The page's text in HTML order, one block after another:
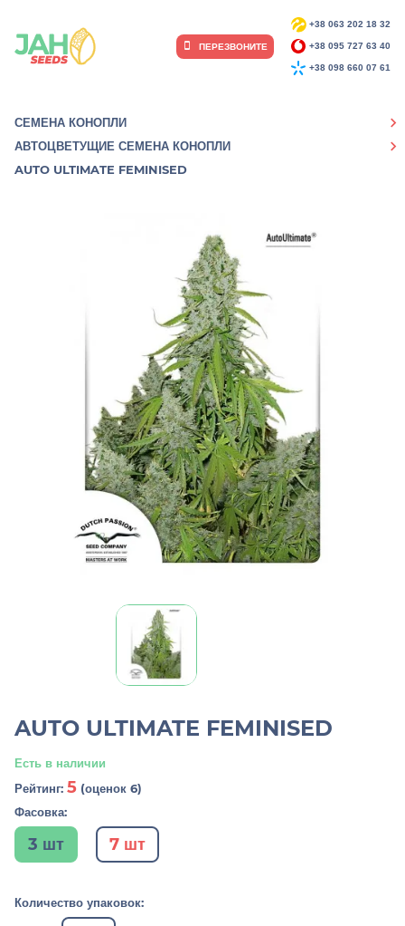
+38 063 202 18 32
+38 095 727 63 40
+38 098 660 07 61
ПЕРЕЗВОНИТЕ
СЕМЕНА КОНОПЛИ
АВТОЦВЕТУЩИЕ СЕМЕНА КОНОПЛИ
AUTO ULTIMATE FEMINISED
AUTO ULTIMATE FEMINISED
Есть в наличии
Рейтинг: 5 (оценок 6)
Фасовка:
3 шт 7 шт
Количество упаковок: